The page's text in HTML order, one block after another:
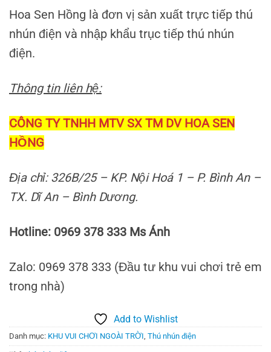
Hoa Sen Hồng là đơn vị sản xuất trực tiếp thú
nhún điện và nhập khẩu trục tiếp thú nhún
điện.
Thông tin liên hệ:
CÔNG TY TNHH MTV SX TM DV HOA SEN
HỒNG
Địa chỉ: 326B/25 – KP. Nội Hoá 1 – P. Bình An –
TX. Dĩ An – Bình Dương.
Hotline: 0969 378 333 Ms Ánh
Zalo: 0969 378 333 (Đầu tư khu vui chơi trẻ em
trong nhà)
Add to Wishlist
Danh mục: KHU VUI CHƠI NGOÀI TRỜI, Thú nhún điện